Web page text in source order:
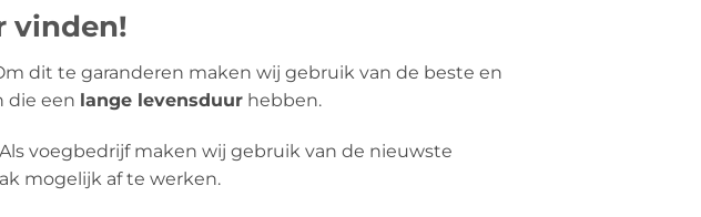
vinden!
dit te garanderen maken wij gebruik van de beste en
die een lange levensduur hebben.
voegbedrijf maken wij gebruik van de nieuwste
mogelijk af te werken.